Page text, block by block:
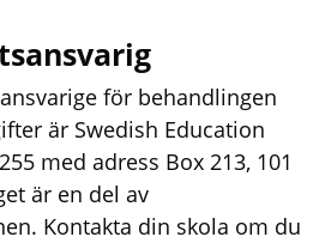
för behandlingen
är Swedish Education
med adress Box 213, 101
är en del av
Kontakta din skola om du